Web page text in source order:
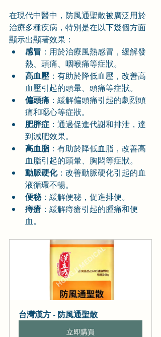
在現代中醫中，防風通聖散被廣泛用於
治療多種疾病，特別是在以下幾個方面
顯示出顯著效果：
感冒 ：用於治療風熱感冒，緩解發
熱、頭痛、咽喉痛等症狀。
高血壓：有助於降低血壓，改善高
血壓引起的頭暈、頭痛等症狀。
偏頭痛 ：緩解偏頭痛引起的劇烈頭
痛和噁心等症狀。
肥胖症 ：通過促進代謝和排泄，達
到減肥效果。
高血脂 ：有助於降低血脂，改善高
血脂引起的頭暈、胸悶等症狀。
動脈硬化：改善動脈硬化引起的血
液循環不暢。
便秘：緩解便秘，促進排便。
痔瘡 ：緩解痔瘡引起的腫痛和便
血。
台灣漢方 - 防風通聖散
立即購買